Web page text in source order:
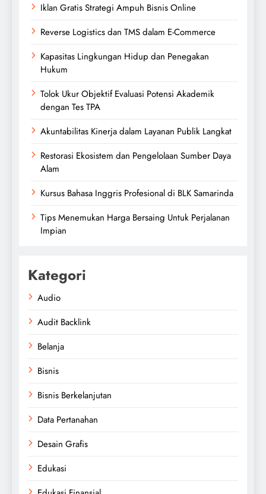
Iklan Gratis Strategi Ampuh Bisnis Online
Reverse Logistics dan TMS dalam E-Commerce
Kapasitas Lingkungan Hidup dan Penegakan
Hukum
Tolok Ukur Objektif Evaluasi Potensi Akademik
dengan Tes TPA
Akuntabilitas Kinerja dalam Layanan Publik Langkat
Restorasi Ekosistem dan Pengelolaan Sumber Daya
Alam
Kursus Bahasa Inggris Profesional di BLK Samarinda
Tips Menemukan Harga Bersaing Untuk Perjalanan
Impian
Kategori
Audio
Audit Backlink
Belanja
Bisnis
Bisnis Berkelanjutan
Data Pertanahan
Desain Grafis
Edukasi